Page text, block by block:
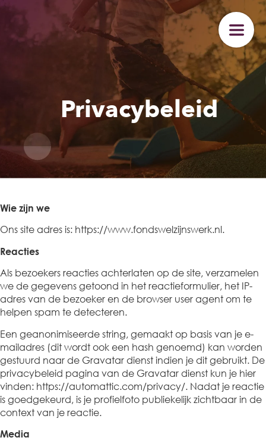
Privacybeleid
Wie zijn we
Ons site adres is: https://www.fondswelzijnswerk.nl.
Reacties
Als bezoekers reacties achterlaten op de site, verzamelen
we de gegevens getoond in het reactieformulier, het IP-
adres van de bezoeker en de browser user agent om te
helpen spam te detecteren.
Een geanonimiseerde string, gemaakt op basis van je e-
mailadres (dit wordt ook een hash genoemd) kan worden
gestuurd naar de Gravatar dienst indien je dit gebruikt. De
privacybeleid pagina van de Gravatar dienst kun je hier
vinden: https://automattic.com/privacy/. Nadat je reactie
is goedgekeurd, is je profielfoto publiekelijk zichtbaar in de
context van je reactie.
Media